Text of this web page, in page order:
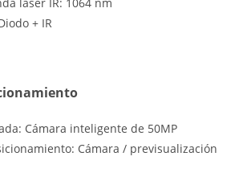
láser IR: 1064 nm
+ IR
Cámara inteligente de 50MP
Cámara / previsualización